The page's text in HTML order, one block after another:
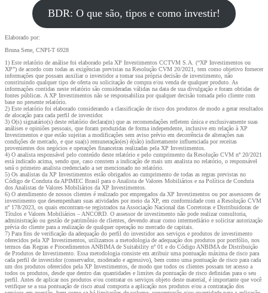
BDR: O que são, tipos e como investir!
Elaborado por:
Bruna Sene, CNPI-T 6928
1) Este relatório de análise foi elaborado pela XP Investimentos CCTVM S.A. (“XP Investimentos ou
XP”) de acordo com todas as exigências previstas na Resolução CVM 20/2021, tem como objetivo fornecer
informações que possam auxiliar o investidor a tomar sua própria decisão de investimento, não
constituindo qualquer tipo de oferta ou solicitação de compra e/ou venda de qualquer produto. As
informações contidas neste relatório são consideradas válidas na data de sua divulgação e foram obtidas de
fontes públicas. A XP Investimentos não se responsabiliza por qualquer decisão tomada pelo cliente com
base no presente relatório.
2) Este relatório foi elaborado considerando a classificação de risco dos produtos de modo a gerar resultados
de alocação para cada perfil de investidor.
3) O(s) signatário(s) deste relatório declara(m) que as recomendações refletem única e exclusivamente suas
análises e opiniões pessoais, que foram produzidas de forma independente, inclusive em relação à XP
Investimentos e que estão sujeitas a modificações sem aviso prévio em decorrência de alterações nas
condições de mercado, e que sua(s) remuneração(es) é(são) indiretamente influenciada por receitas
provenientes dos negócios e operações financeiras realizadas pela XP Investimentos.
4) O analista responsável pelo conteúdo deste relatório e pelo cumprimento da Resolução CVM nº 20/2021
está indicado acima, sendo que, caso constem a indicação de mais um analista no relatório, o responsável
será o primeiro analista credenciado a ser mencionado no relatório.
5) Os analistas da XP Investimentos estão obrigados ao cumprimento de todas as regras previstas no
Código de Conduta da APIMEC Brasil para o Analista de Valores Mobiliários e na Política de Conduta
dos Analistas de Valores Mobiliários da XP Investimentos.
6) O atendimento de nossos clientes é realizado por empregados da XP Investimentos ou por assessores de
investimento que desempenham suas atividades por meio da XP, em conformidade com a Resolução CVM
nº 178/2023, os quais encontram-se registrados na Associação Nacional das Corretoras e Distribuidoras de
Títulos e Valores Mobiliários – ANCORD. O assessor de investimento não pode realizar consultoria,
administração ou gestão de patrimônio de clientes, devendo atuar como intermediário e solicitar autorização
prévia do cliente para a realização de qualquer operação no mercado de capitais.
7) Para fins de verificação da adequação do perfil do investidor aos serviços e produtos de investimento
oferecidos pela XP Investimentos, utilizamos a metodologia de adequação dos produtos por portfólio, nos
termos das Regras e Procedimentos ANBIMA de Suitability nº 01 e do Código ANBIMA de Distribuição
de Produtos de Investimento. Essa metodologia consiste em atribuir uma pontuação máxima de risco para
cada perfil de investidor (conservador, moderado e agressivo), bem como uma pontuação de risco para cada
um dos produtos oferecidos pela XP Investimentos, de modo que todos os clientes possam ter acesso a
todos os produtos, desde que dentro das quantidades e limites da pontuação de risco definidas para o seu
perfil. Antes de aplicar nos produtos e/ou contratar os serviços objeto deste material, é importante que você
verifique se a sua pontuação de risco atual comporta a aplicação nos produtos e/ou a contratação dos